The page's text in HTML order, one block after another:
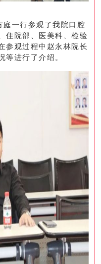
庭一行参观了我院口腔
住院部、医美科、检验
参观过程中赵永林院长
等进行了介绍。